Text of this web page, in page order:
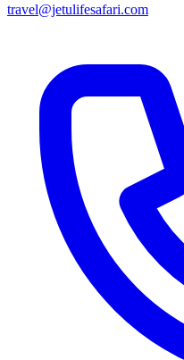
travel@jetulifesafari.com